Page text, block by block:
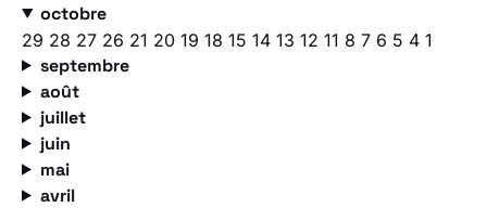
octobre
29 28 27 26 21 20 19 18 15 14 13 12 11 8 7 6 5 4 1
septembre
août
juillet
juin
mai
avril